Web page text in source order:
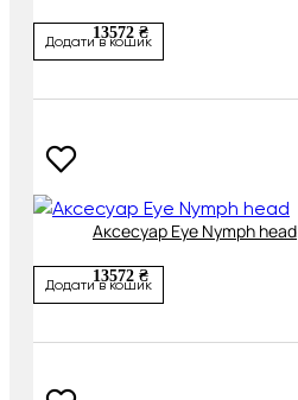
13572 ₴
Додати в кошик
Аксесуар Eye Nymph head
13572 ₴
Додати в кошик